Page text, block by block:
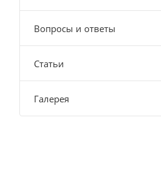
Вопросы и ответы
Статьи
Галерея